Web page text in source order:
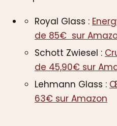
Royal Glass :
de 85€ sur
Schott Zwiesel :
de 45,90€ sur
Lehmann Glass :
63€ sur Amazon